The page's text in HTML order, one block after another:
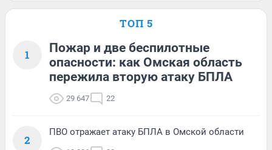
ТОП 5
1
Пожар и две беспилотные
опасности: как Омская область
пережила вторую атаку БПЛА
29 647 22
2
ПВО отражает атаку БПЛА в Омской области